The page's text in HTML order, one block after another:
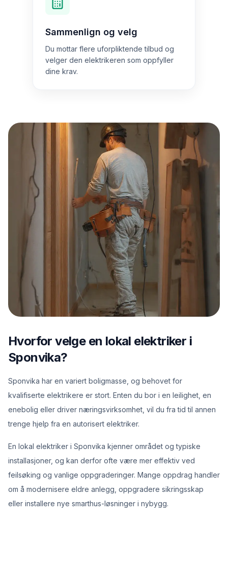
Sammenlign og velg
Du mottar flere uforpliktende tilbud og
velger den elektrikeren som oppfyller
dine krav.
Hvorfor velge en lokal elektriker i
Sponvika?
Sponvika har en variert boligmasse, og behovet for
kvalifiserte elektrikere er stort. Enten du bor i en leilighet, en
enebolig eller driver næringsvirksomhet, vil du fra tid til annen
trenge hjelp fra en autorisert elektriker.
En lokal elektriker i Sponvika kjenner området og typiske
installasjoner, og kan derfor ofte være mer effektiv ved
feilsøking og vanlige oppgraderinger. Mange oppdrag handler
om å modernisere eldre anlegg, oppgradere sikringsskap
eller installere nye smarthus-løsninger i nybygg.